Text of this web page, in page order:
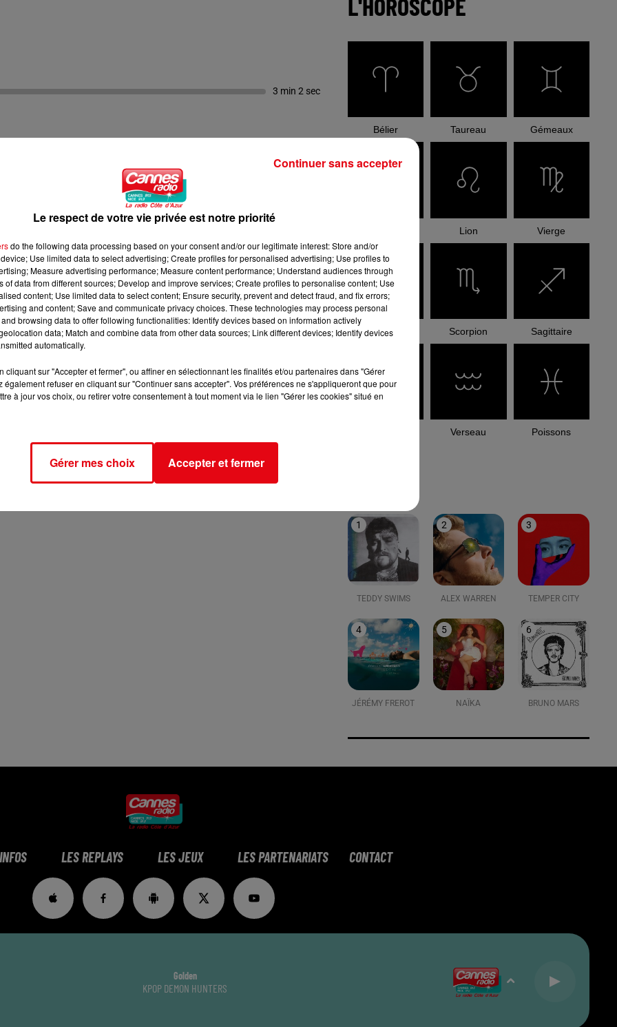
3 min 2 sec
FEVRIER A 8H00
Bélier Taureau Gémeaux
Lion Vierge
Balance Scorpion Sagittaire
Verseau Poissons
1
TEDDY SWIMS
2
ALEX WARREN
3
TEMPER CITY
4
JÉRÉMY FREROT
5
NAÏKA
6
BRUNO MARS
LES REPLAYS LES JEUX LES PARTENARIATS CONTACT
Golden
KPOP DEMON HUNTERS
Le respect de votre vie privée est notre priorité
do the following data processing based on your consent and/or our legitimate interest: Store and/or
Use limited data to select advertising; Create profiles for personalised advertising; Use profiles to
Measure advertising performance; Measure content performance; Understand audiences through
of data from different sources; Develop and improve services; Create profiles to personalise content; Use
content; Use limited data to select content; Ensure security, prevent and detect fraud, and fix errors;
and content; Save and communicate privacy choices. These technologies may process personal
browsing data to offer following functionalities: Identify devices based on information actively
data; Match and combine data from other data sources; Link different devices; Identify devices
automatically.
cliquant sur "Accepter et fermer", ou affiner en sélectionnant les finalités et/ou partenaires dans "Gérer
également refuser en cliquant sur "Continuer sans accepter". Vos préférences ne s'appliqueront que pour
à jour vos choix, ou retirer votre consentement à tout moment via le lien "Gérer les cookies" situé en
Gérer mes choix Accepter et fermer
Continuer sans accepter